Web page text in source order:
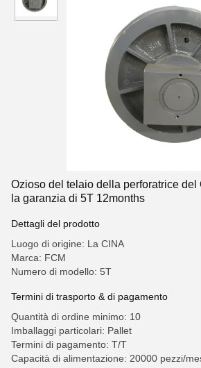
Ozioso del telaio della perforatrice del
la garanzia di 5T 12months
Dettagli del prodotto
Luogo di origine: La CINA
Marca: FCM
Numero di modello: 5T
Termini di trasporto & di pagamento
Quantità di ordine minimo: 10
Imballaggi particolari: Pallet
Termini di pagamento: T/T
Capacità di alimentazione: 20000 pezzi/